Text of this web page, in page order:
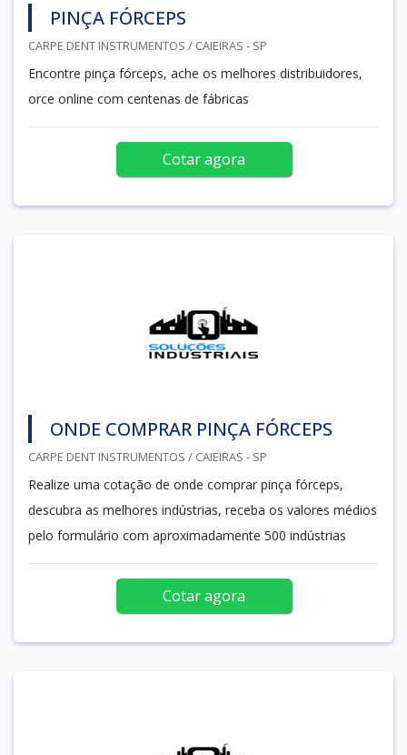
PINÇA FÓRCEPS
CARPE DENT INSTRUMENTOS / CAIEIRAS - SP
Encontre pinça fórceps, ache os melhores distribuidores,
orce online com centenas de fábricas
Cotar agora
ONDE COMPRAR PINÇA FÓRCEPS
CARPE DENT INSTRUMENTOS / CAIEIRAS - SP
Realize uma cotação de onde comprar pinça fórceps,
descubra as melhores indústrias, receba os valores médios
pelo formulário com aproximadamente 500 indústrias
Cotar agora